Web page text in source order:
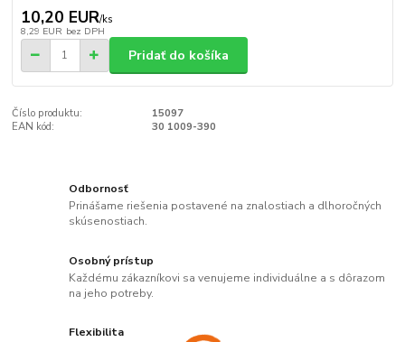
10,20 EUR/ks
8,29 EUR bez DPH
Pridať do košíka
Číslo produktu:
15097
EAN kód:
30 1009-390
Odbornosť
Prinášame riešenia postavené na znalostiach a dlhoročných
skúsenostiach.
Osobný prístup
Každému zákazníkovi sa venujeme individuálne a s dôrazom
na jeho potreby.
Flexibilita